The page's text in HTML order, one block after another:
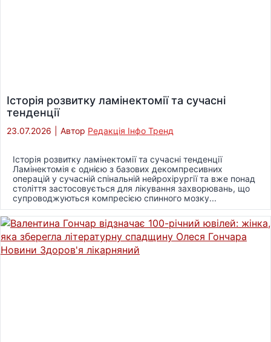
Історія розвитку ламінектомії та сучасні
тенденції
23.07.2026 Автор Редакція Інфо Тренд
Історія розвитку ламінектомії та сучасні тенденції
Ламінектомія є однією з базових декомпресивних
операцій у сучасній спінальній нейрохірургії та вже понад
століття застосовується для лікування захворювань, що
супроводжуються компресією спинного мозку...